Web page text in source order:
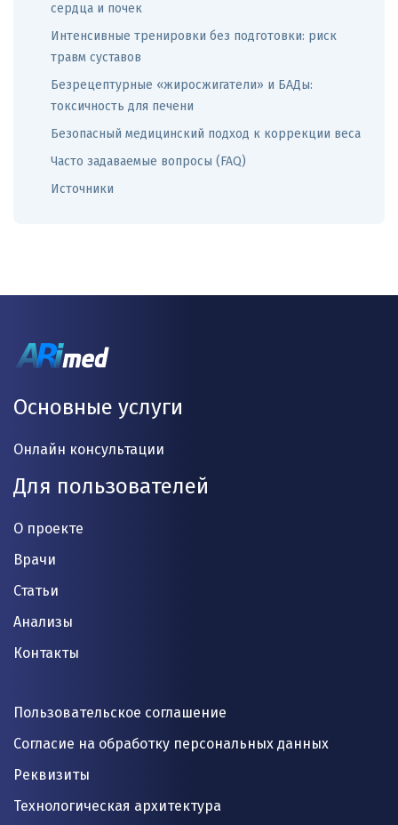
сердца и почек
Интенсивные тренировки без подготовки: риск
травм суставов
Безрецептурные «жиросжигатели» и БАДы:
токсичность для печени
Безопасный медицинский подход к коррекции веса
Часто задаваемые вопросы (FAQ)
Источники
Основные услуги
Онлайн консультации
Для пользователей
О проекте
Врачи
Статьи
Анализы
Контакты
Пользовательское соглашение
Согласие на обработку персональных данных
Реквизиты
Технологическая архитектура